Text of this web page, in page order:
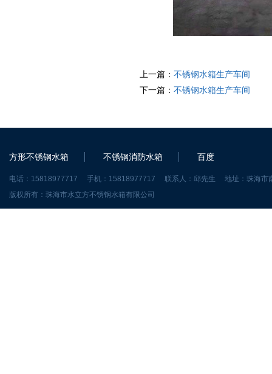
上一篇： 不锈钢水箱生产车间
下一篇： 不锈钢水箱生产车间
方形不锈钢水箱 不锈钢消防水箱 百度
电话：15818977717 手机：15818977717 联系人：邱先生 地址：珠海市
版权所有：珠海市水立方不锈钢水箱有限公司